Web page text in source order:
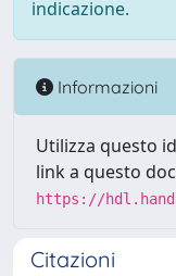
indicazione.
Informazioni
Utilizza questo
link a questo
https://
Citazioni